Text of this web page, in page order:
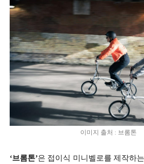
이미지 출처 : 브롬톤
‘브롬톤’은 접이식 미니벨로를 제작하